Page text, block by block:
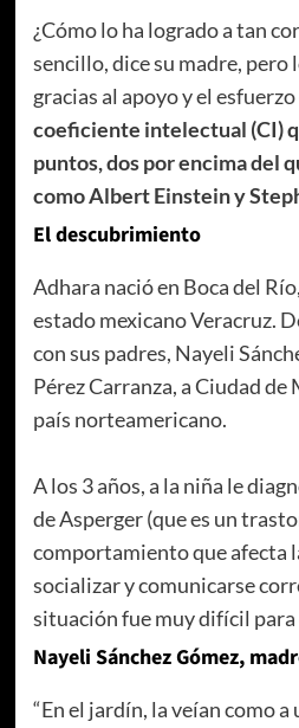
¿Cómo lo ha logrado a tan
sencillo, dice su madre, pero
gracias al apoyo y el
coeficiente intelectual (CI)
puntos, dos por encima del
como Albert Einstein y
El descubrimiento
Adhara nació en Boca del
estado mexicano Veracruz.
con sus padres, Nayeli
Pérez Carranza, a Ciudad de
país norteamericano.
A los 3 años, a la niña le
de Asperger (que es un
comportamiento que afecta
socializar y comunicarse
situación fue muy difícil para
Nayeli Sánchez Gómez,
“En el jardín, la veían como a